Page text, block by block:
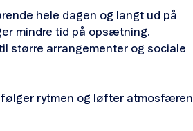
hele dagen og langt ud på
mindre tid på opsætning.
større arrangementer og sociale
følger rytmen og løfter atmosfæren